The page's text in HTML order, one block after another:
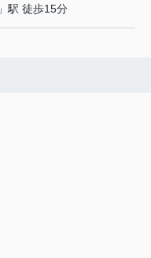
」駅 徒歩15分